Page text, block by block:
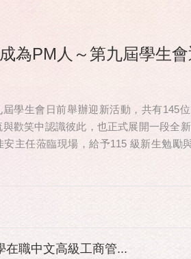
為PM人～第九屆學生
學生會日前舉辦迎新活動，共有145
歡笑中認識彼此，也正式展開一段全
主任蒞臨現場，給予115 級新生勉勵
在職中文高級工商管...